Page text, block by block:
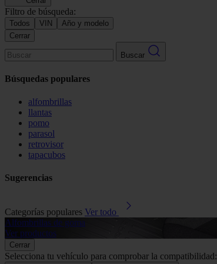
Filtro de búsqueda:
Todos VIN
Año y modelo
Cerrar
Buscar
Búsquedas populares
alfombrillas
llantas
pomo
parasol
retrovisor
tapacubos
Sugerencias
Categorías populares Ver todo
Alfombrillas de goma
Ver productos
Cerrar
Selecciona tu vehículo para comprobar la compatibilidad: